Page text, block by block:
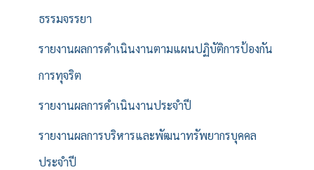
ธรรมจรรยา
รายงานผลการดำเนินงานตามแผนปฏิบัติการป้องกัน
การทุจริต
รายงานผลการดำเนินงานประจำปี
รายงานผลการบริหารและพัฒนาทรัพยากรบุคคล
ประจำปี